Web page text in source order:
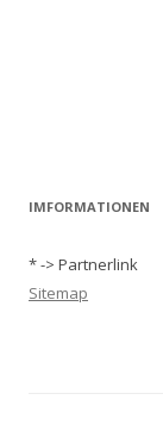
IMFORMATIONEN
* -> Partnerlink
Sitemap